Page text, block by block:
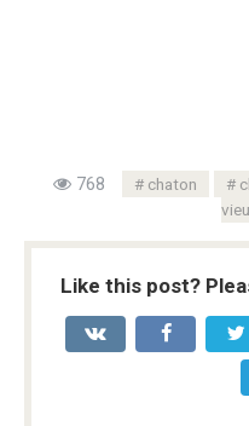
768 chaton
Like this post?